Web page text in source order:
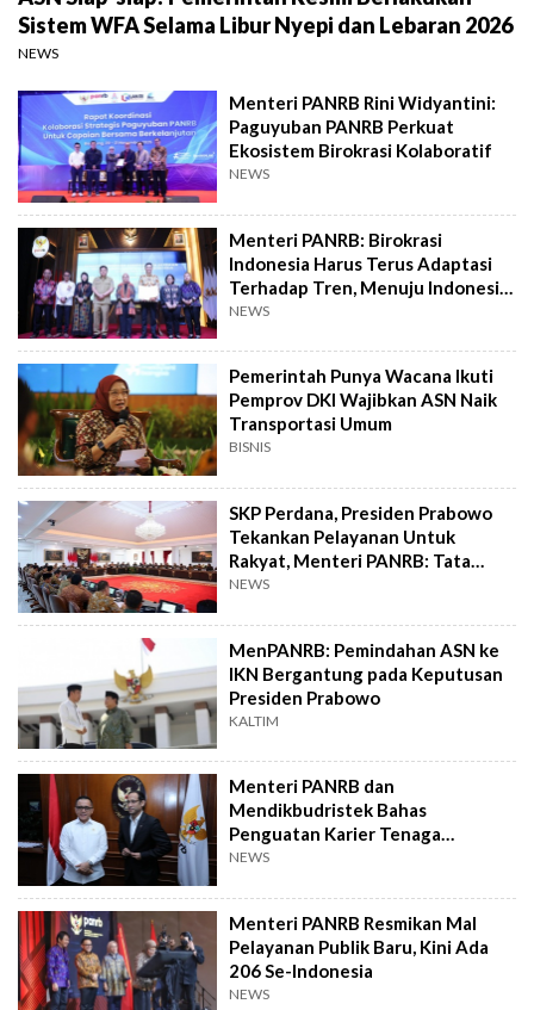
Sistem WFA Selama Libur Nyepi dan Lebaran 2026
NEWS
Menteri PANRB Rini Widyantini:
Paguyuban PANRB Perkuat
Ekosistem Birokrasi Kolaboratif
NEWS
Menteri PANRB: Birokrasi
Indonesia Harus Terus Adaptasi
Terhadap Tren, Menuju Indonesia
Emas 2045
NEWS
Pemerintah Punya Wacana Ikuti
Pemprov DKI Wajibkan ASN Naik
Transportasi Umum
BISNIS
SKP Perdana, Presiden Prabowo
Tekankan Pelayanan Untuk
Rakyat, Menteri PANRB: Tata
Kelola Organisasi Kabinet Merah
NEWS
MenPANRB: Pemindahan ASN ke
IKN Bergantung pada Keputusan
Presiden Prabowo
KALTIM
Menteri PANRB dan
Mendikbudristek Bahas
Penguatan Karier Tenaga
Pendidik Indonesia
NEWS
Menteri PANRB Resmikan Mal
Pelayanan Publik Baru, Kini Ada
206 Se-Indonesia
NEWS